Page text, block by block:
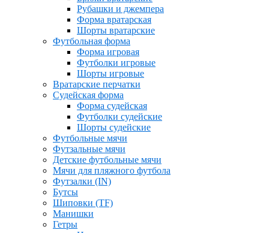
Рубашки и джемпера
Форма вратарская
Шорты вратарские
Футбольная форма
Форма игровая
Футболки игровые
Шорты игровые
Вратарские перчатки
Судейская форма
Форма судейская
Футболки судейские
Шорты судейские
Футбольные мячи
Футзальные мячи
Детские футбольные мячи
Мячи для пляжного футбола
Футзалки (IN)
Бутсы
Шиповки (TF)
Манишки
Гетры